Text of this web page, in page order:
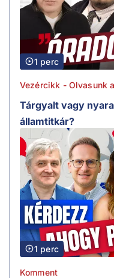
1 perc
Vezércikk - Olvasunk
Tárgyalt vagy
államtitkár?
1 perc
Komment